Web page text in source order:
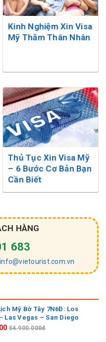
Kinh Nghiệm Xin Visa
Mỹ Thăm Thân Nhân
Thủ Tục Xin Visa Mỹ
– 6 Bước Cơ Bản Bạn
Cần Biết
HÀNG
683
info@vietourist.com.vn
Mỹ Bờ Tây 7N6Đ: Los
Las Vegas – San Diego
54.900.000đ